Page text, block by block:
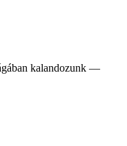
kalandozunk —